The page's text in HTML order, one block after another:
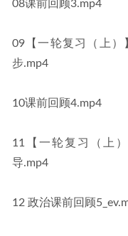
08课前回顾3.mp4
09【一轮复习（上）
步.mp4
10课前回顾4.mp4
11【一轮复习（上
导.mp4
12 政治课前回顾